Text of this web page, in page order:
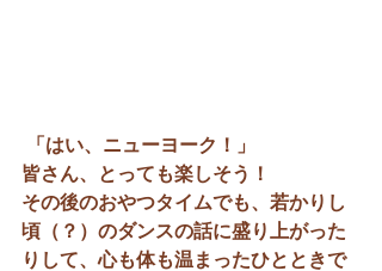
「はい、ニューヨーク！」
皆さん、とっても楽しそう！
その後のおやつタイムでも、若かりし
頃（？）のダンスの話に盛り上がった
りして、心も体も温まったひとときで